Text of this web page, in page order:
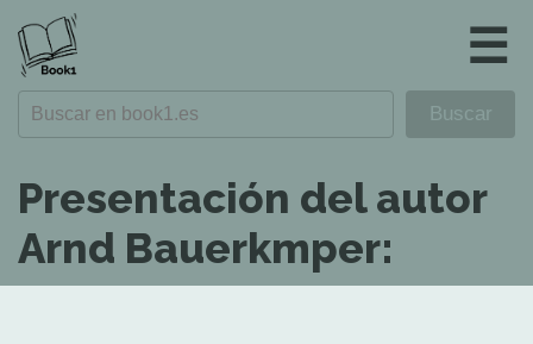
☰
Presentación del autor
Arnd Bauerkmper: